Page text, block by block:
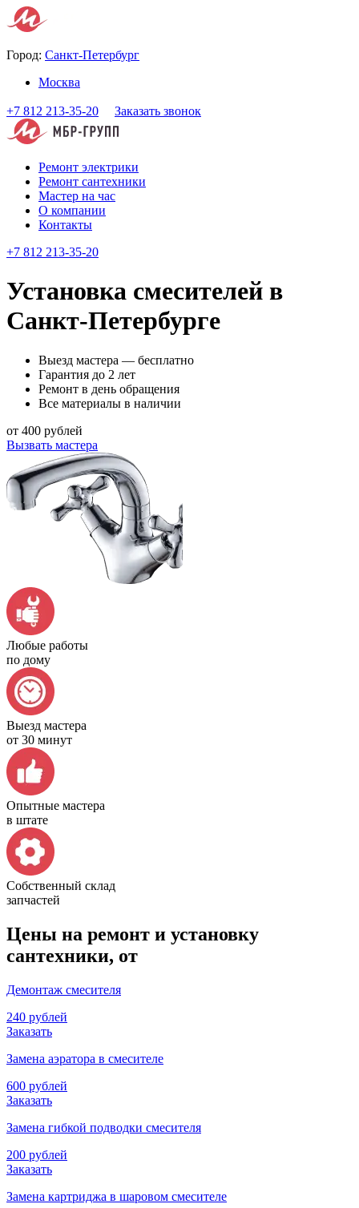
Город: Санкт-Петербург
Москва
+7 812 213-35-20 Заказать звонок
Ремонт электрики
Ремонт сантехники
Мастер на час
О компании
Контакты
+7 812 213-35-20
Установка смесителей в
Санкт-Петербурге
Выезд мастера — бесплатно
Гарантия до 2 лет
Ремонт в день обращения
Все материалы в наличии
от 400 рублей
Вызвать мастера
Любые работы
по дому
Выезд мастера
от 30 минут
Опытные мастера
в штате
Собственный склад
запчастей
Цены на ремонт и установку
сантехники, от
Демонтаж смесителя
240 рублей
Заказать
Замена аэратора в смесителе
600 рублей
Заказать
Замена гибкой подводки смесителя
200 рублей
Заказать
Замена картриджа в шаровом смесителе